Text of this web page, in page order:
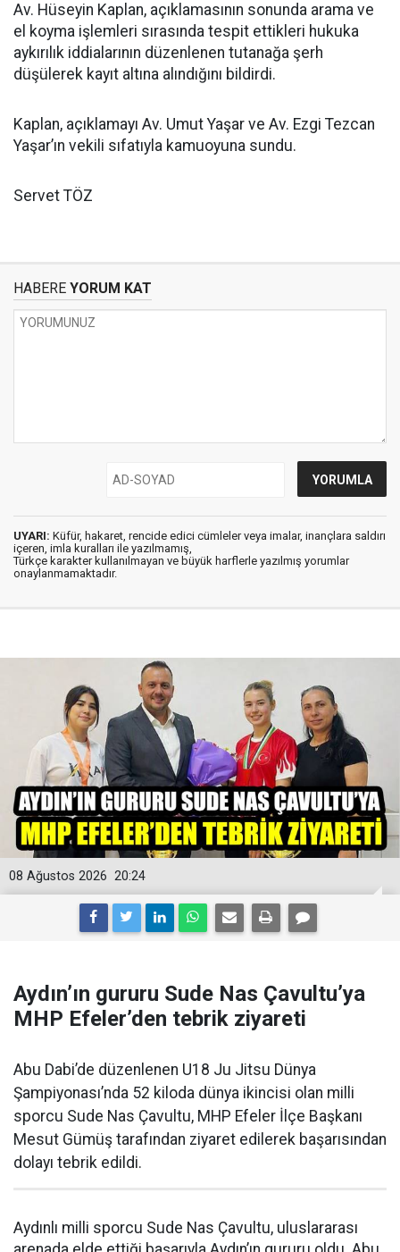
Av. Hüseyin Kaplan, açıklamasının sonunda arama ve
el koyma işlemleri sırasında tespit ettikleri hukuka
aykırılık iddialarının düzenlenen tutanağa şerh
düşülerek kayıt altına alındığını bildirdi.
Kaplan, açıklamayı Av. Umut Yaşar ve Av. Ezgi Tezcan
Yaşar’ın vekili sıfatıyla kamuoyuna sundu.
Servet TÖZ
HABERE YORUM KAT
UYARI: Küfür, hakaret, rencide edici cümleler veya imalar, inançlara saldırı
içeren, imla kuralları ile yazılmamış,
Türkçe karakter kullanılmayan ve büyük harflerle yazılmış yorumlar
onaylanmamaktadır.
20:24
08 Ağustos 2026
Aydın’ın gururu Sude Nas Çavultu’ya
MHP Efeler’den tebrik ziyareti
Abu Dabi’de düzenlenen U18 Ju Jitsu Dünya
Şampiyonası’nda 52 kiloda dünya ikincisi olan milli
sporcu Sude Nas Çavultu, MHP Efeler İlçe Başkanı
Mesut Gümüş tarafından ziyaret edilerek başarısından
dolayı tebrik edildi.
Aydınlı milli sporcu Sude Nas Çavultu, uluslararası